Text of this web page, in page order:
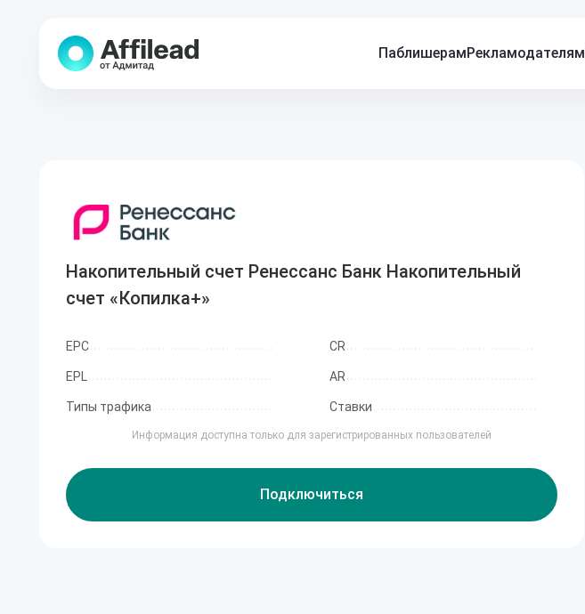
ПаблишерамРекламодателям
Накопительный счет Ренессанс Банк Накопительный
счет «Копилка+»
EPC CR
EPL AR
Типы трафика Ставки
Информация доступна только для зарегистрированных пользователей
Подключиться